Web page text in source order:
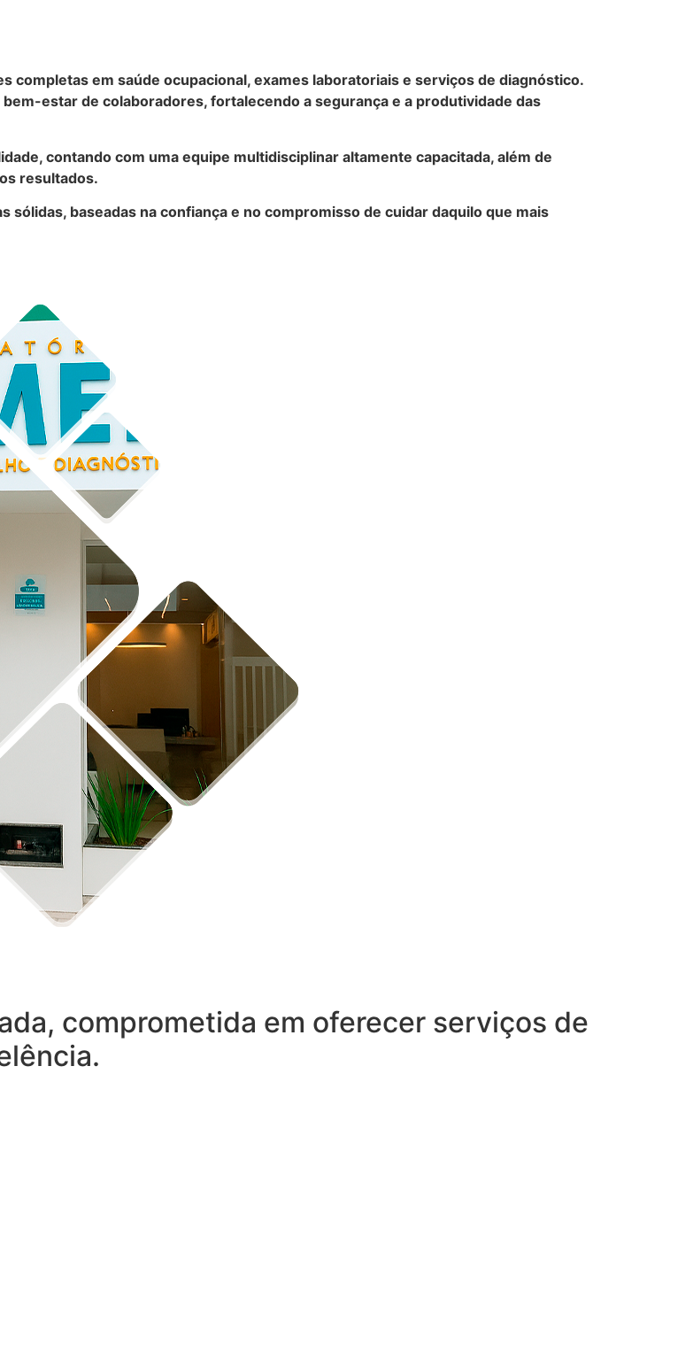
completas em saúde ocupacional, exames laboratoriais e serviços de diagnóstico.
estar de colaboradores, fortalecendo a segurança e a produtividade das
contando com uma equipe multidisciplinar altamente capacitada, além de
resultados.
baseadas na confiança e no compromisso de cuidar daquilo que mais
comprometida em oferecer serviços de